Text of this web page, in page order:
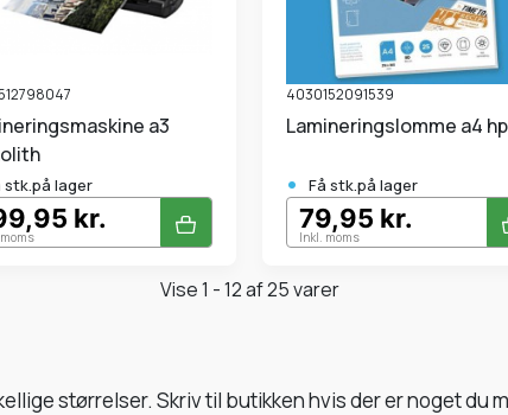
stk.på lager
kr.
4030152091539
Lamineringslomme a4 hp
• Få stk.på lager
79,95 kr.
Inkl. moms
Vise 1 - 12 af 25 varer
størrelser. Skriv til butikken hvis der er noget du